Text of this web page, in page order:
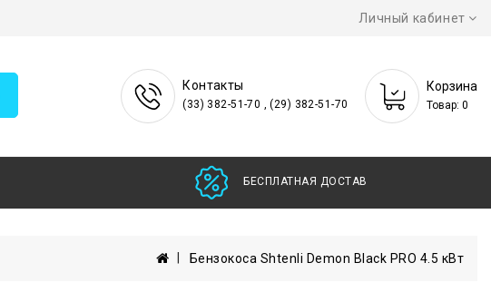
Личный кабинет
Контакты
(33) 382-51-70 , (29) 382-51-70
Корзина
Товар: 0
БЕСПЛАТНАЯ ДОСТАВКА
Бензокоса Shtenli Demon Black PRO 4.5 кВт